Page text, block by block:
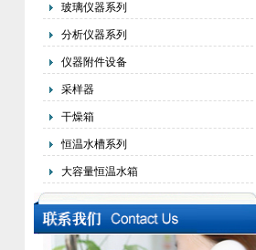
玻璃仪器系列
分析仪器系列
仪器附件设备
采样器
干燥箱
恒温水槽系列
大容量恒温水箱